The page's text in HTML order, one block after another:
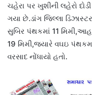
ચહેરા પર ખુશીની લહેરો
ગયા છે.ડાંગ જિલ્લા
સુબિર પંથકમાં 11
19 મિમી,જ્યારે વઘઇ
વરસાદ નોંધાયો હતો.